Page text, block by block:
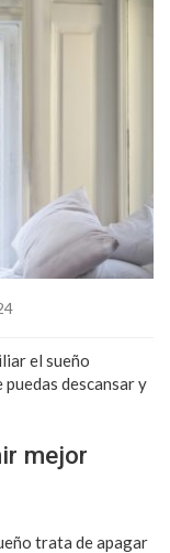
el sueño
descansar y
mejor
trata de apagar